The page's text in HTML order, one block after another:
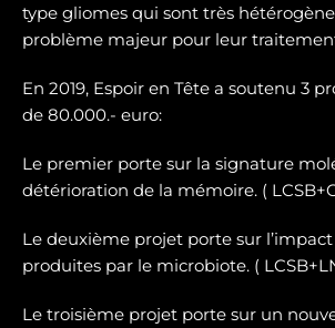
type gliomes qui sont très
problème majeur pour leur
En 2019, Espoir en Tête a soutenu 3
de 80.000.- euro:
Le premier porte sur la signature
détérioration de la mémoire. (
Le deuxième projet porte sur
produites par le microbiote. (
Le troisième projet porte sur un